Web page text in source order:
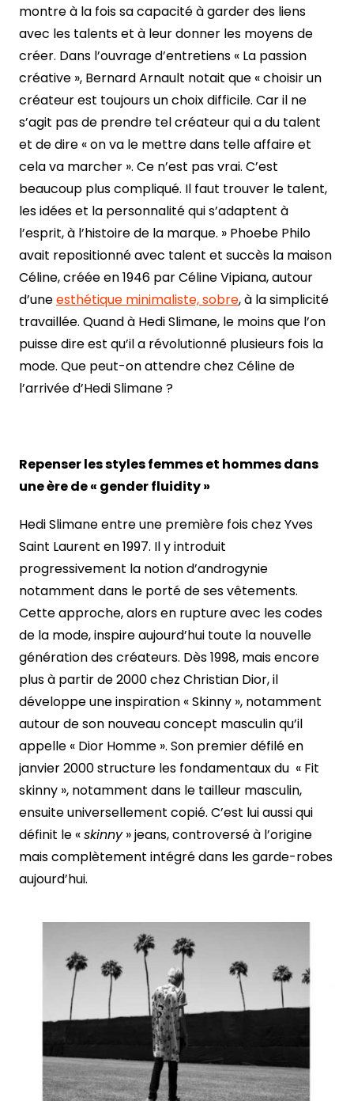
montre à la fois sa capacité à garder des liens
avec les talents et à leur donner les moyens de
créer. Dans l’ouvrage d’entretiens « La passion
créative », Bernard Arnault notait que « choisir un
créateur est toujours un choix difficile. Car il ne
s’agit pas de prendre tel créateur qui a du talent
et de dire « on va le mettre dans telle affaire et
cela va marcher ». Ce n’est pas vrai. C’est
beaucoup plus compliqué. Il faut trouver le talent,
les idées et la personnalité qui s’adaptent à
l’esprit, à l’histoire de la marque. » Phoebe Philo
avait repositionné avec talent et succès la maison
Céline, créée en 1946 par Céline Vipiana, autour
d’uneesthétique minimaliste, sobre, à la simplicité
travaillée. Quand à Hedi Slimane, le moins que l’on
puisse dire est qu’il a révolutionné plusieurs fois la
mode. Que peut-on attendre chez Céline de
l’arrivée d’Hedi Slimane ?
Repenser les styles femmes et hommes dans
une ère de « gender fluidity »
Hedi Slimane entre une première fois chez Yves
Saint Laurent en 1997. Il y introduit
progressivement la notion d’androgynie
notamment dans le porté de ses vêtements.
Cette approche, alors en rupture avec les codes
de la mode, inspire aujourd’hui toute la nouvelle
génération des créateurs. Dès 1998, mais encore
plus à partir de 2000 chez Christian Dior, il
développe une inspiration « Skinny », notamment
autour de son nouveau concept masculin qu’il
appelle « Dior Homme ». Son premier défilé en
janvier 2000 structure les fondamentaux du « Fit
skinny », notamment dans le tailleur masculin,
ensuite universellement copié. C’est lui aussi qui
définit le «skinny» jeans, controversé à l’origine
mais complètement intégré dans les garde-robes
aujourd’hui.